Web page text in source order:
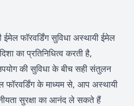
फॉरवर्डिंग सुविधा अस्थायी ईमेल
का प्रतिनिधित्व करती है,
की सुविधा के बीच सही संतुलन
फॉरवर्डिंग के माध्यम से, आप अस्थायी
सुरक्षा का आनंद ले सकते हैं